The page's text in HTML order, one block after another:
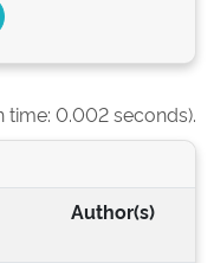
time: 0.002 seconds).
Author(s)